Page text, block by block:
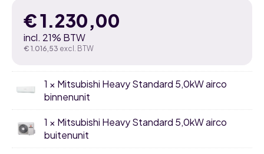
€1.230,00
incl. 21% BTW
€ 1.016,53 excl. BTW
1 × Mitsubishi Heavy Standard 5,0kW airco
binnenunit
1 × Mitsubishi Heavy Standard 5,0kW airco
buitenunit